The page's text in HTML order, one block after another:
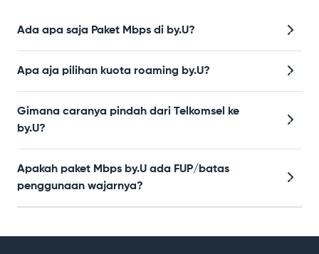
Ada apa saja Paket Mbps di by.U?
Apa aja pilihan kuota roaming by.U?
Gimana caranya pindah dari Telkomsel ke
by.U?
Apakah paket Mbps by.U ada FUP/batas
penggunaan wajarnya?